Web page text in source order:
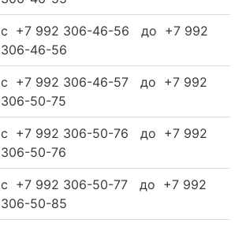
c +7 992 306-46-56 до +7 992
306-46-56
c +7 992 306-46-57 до +7 992
306-50-75
c +7 992 306-50-76 до +7 992
306-50-76
c +7 992 306-50-77 до +7 992
306-50-85